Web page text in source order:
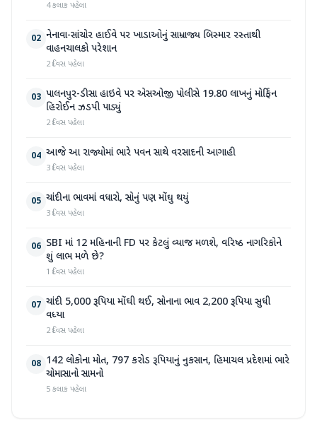
4 કલાક પહેલા
02 નેનાવા-સાંચોર હાઈવે પર ખાડાઓનું સામ્રાજ્ય બિસ્માર રસ્તાથી
વાહનચાલકો પરેશાન
2 દિવસ પહેલા
03 પાલનપુર-ડીસા હાઇવે પર એસઓજી પોલીસે 19.80 લાખનું મોર્ફિન
હિરોઈન ઝડપી પાડ્યું
2 દિવસ પહેલા
04 આજે આ રાજ્યોમાં ભારે પવન સાથે વરસાદની આગાહી
3 દિવસ પહેલા
05 ચાંદીના ભાવમાં વધારો, સોનું પણ મોંઘુ થયું
3 દિવસ પહેલા
06 SBI માં 12 મહિનાની FD પર કેટલું વ્યાજ મળશે, વરિષ્ઠ નાગરિકોને
શું લાભ મળે છે?
1 દિવસ પહેલા
07 ચાંદી 5,000 રૂપિયા મોંઘી થઈ, સોનાના ભાવ 2,200 રૂપિયા સુધી
વધ્યા
2 દિવસ પહેલા
08 142 લોકોના મોત, 797 કરોડ રૂપિયાનું નુકસાન, હિમાચલ પ્રદેશમાં ભારે
ચોમાસાનો સામનો
5 કલાક પહેલા